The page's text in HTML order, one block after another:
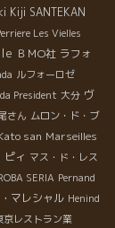
Kiji SANTEKAN
Les Vielles
ＢＭО社 ラフォ
ルフォーロゼ
President 大分 ヴ
さん ムロン・ド・ブ
san Marseilles
ピィ マス・ド・レス
SERIA Pernand
マレシャル Henind
京レストラン業